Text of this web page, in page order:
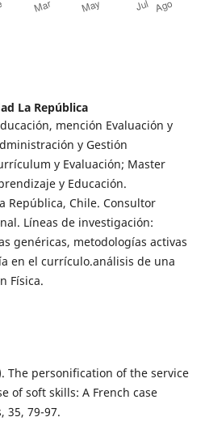
La República
mención Evaluación y
y Gestión
y Evaluación; Master
y Educación.
República, Chile. Consultor
Líneas de investigación:
genéricas, metodologías activas
en el currículo.análisis de una
Física.
The personification of the service
of soft skills: A French case
35, 79-97.